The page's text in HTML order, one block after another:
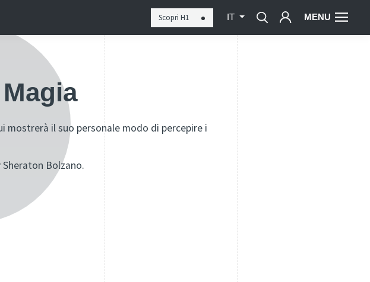
Scopri H1 IT MENU
mostrerà il suo personale modo di percepire i
Bolzano.